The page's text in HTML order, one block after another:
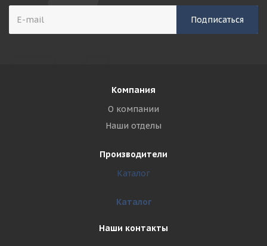
Компания
О компании
Наши отделы
Производители
Каталог
Каталог
Наши контакты